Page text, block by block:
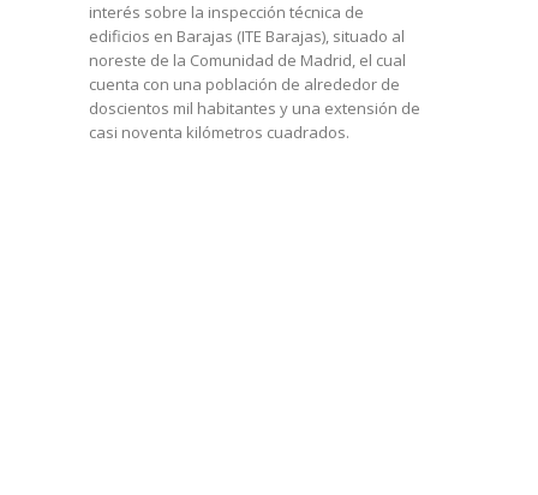
interés sobre la inspección técnica de
edificios en Barajas (ITE Barajas), situado al
noreste de la Comunidad de Madrid, el cual
cuenta con una población de alrededor de
doscientos mil habitantes y una extensión de
casi noventa kilómetros cuadrados.